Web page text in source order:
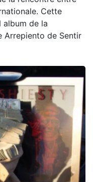
Cette
de la
Arrepiento de Sentir